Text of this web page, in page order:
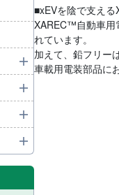
■xEVを陰で支え
XAREC™自動車用
れています。
加えて、鉛フリー
車載用電装部品に